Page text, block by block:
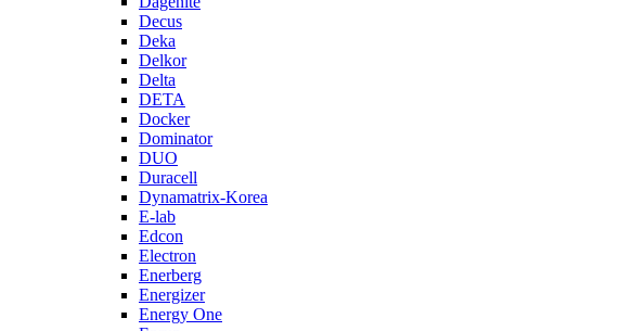
Decus
Deka
Delkor
Delta
DETA
Docker
Dominator
DUO
Duracell
Dynamatrix-Korea
E-lab
Edcon
Electron
Enerberg
Energizer
Energy One